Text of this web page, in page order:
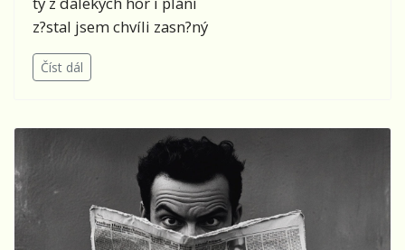
z?stal jsem chvíli zasn?ný
Číst dál